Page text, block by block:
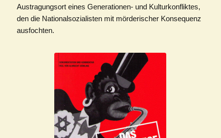
Austragungsort eines Generationen- und Kulturkonfliktes,
den die Nationalsozialisten mit mörderischer Konsequenz
ausfochten.